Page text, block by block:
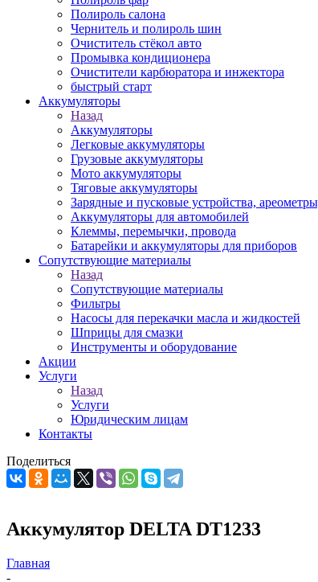
Полироль салона
Чернитель и полироль шин
Очиститель стёкол авто
Промывка кондиционера
Очистители карбюратора и инжектора
быстрый старт
Аккумуляторы
Назад
Аккумуляторы
Легковые аккумуляторы
Грузовые аккумуляторы
Мото аккумуляторы
Тяговые аккумуляторы
Зарядные и пусковые устройства,
Аккумуляторы для автомобилей
Клеммы, перемычки, провода
Батарейки и аккумуляторы для приборов
Сопутствующие материалы
Назад
Сопутствующие материалы
Фильтры
Насосы для перекачки масла и жидкостей
Шприцы для смазки
Инструменты и оборудование
Акции
Услуги
Назад
Услуги
Юридическим лицам
Контакты
Поделиться
Аккумулятор DELTA DT1233
Главная
-